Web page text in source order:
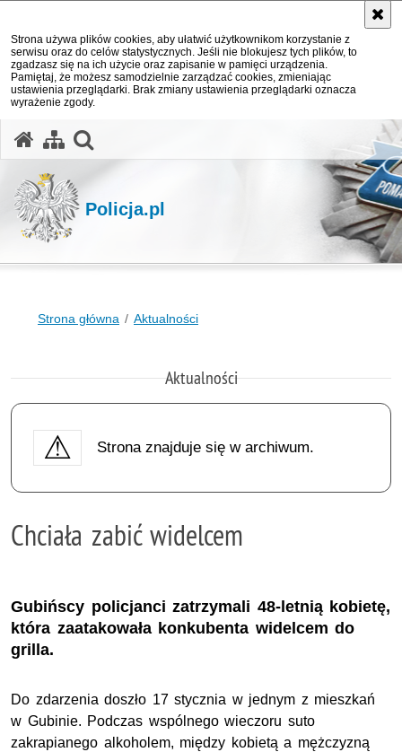
Strona używa plików cookies, aby ułatwić użytkownikom korzystanie z
serwisu oraz do celów statystycznych. Jeśli nie blokujesz tych plików, to
zgadzasz się na ich użycie oraz zapisanie w pamięci urządzenia.
Pamiętaj, że możesz samodzielnie zarządzać cookies, zmieniając
ustawienia przeglądarki. Brak zmiany ustawienia przeglądarki oznacza
wyrażenie zgody.
Policja.pl
Strona główna Aktualności
Aktualności
Strona znajduje się w archiwum.
Chciała zabić widelcem
Gubińscy policjanci zatrzymali 48-letnią kobietę,
która zaatakowała konkubenta widelcem do
grilla.
Do zdarzenia doszło 17 stycznia w jednym z mieszkań
w Gubinie. Podczas wspólnego wieczoru suto
zakrapianego alkoholem, między kobietą a mężczyzną